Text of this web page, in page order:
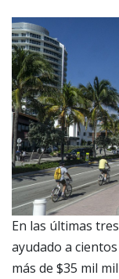
En las últimas
ayudado a
más de $35 mil